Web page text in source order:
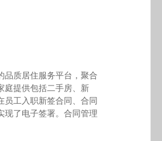
品质居住服务平台，聚合
庭提供包括二手房、新
员工入职新签合同、合同
现了电子签署。合同管理